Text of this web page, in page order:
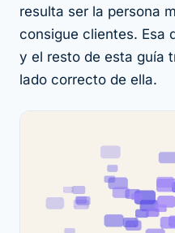
resulta ser la persona
consigue clientes. Esa
y el resto de esta guía
lado correcto de ella.